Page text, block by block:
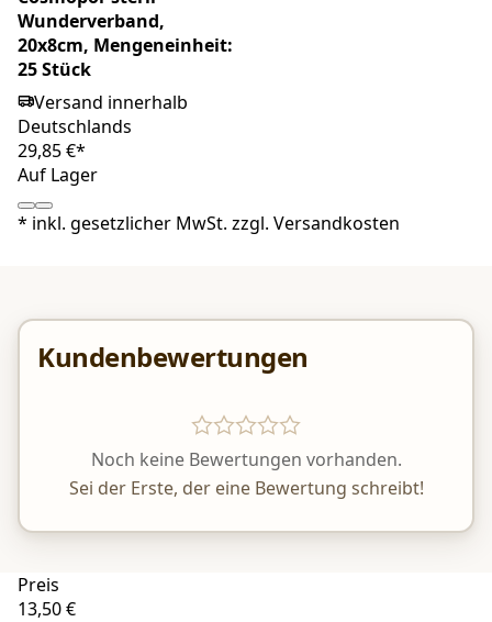
Wunderverband,
20x8cm, Mengeneinheit:
25 Stück
Versand innerhalb
Deutschlands
29,85 €*
Auf Lager
* inkl. gesetzlicher MwSt. zzgl. Versandkosten
Kundenbewertungen
Noch keine Bewertungen vorhanden.
Sei der Erste, der eine Bewertung schreibt!
Preis
13,50 €